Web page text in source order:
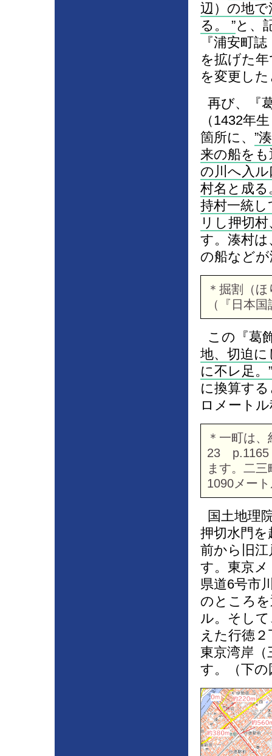
辺）の地
る。
と、
『浦安町
を拡げた
を変更し
再び、『
（1432年
箇所に、
来の船を
の川へ入
村名と成
持村一統
リし押切
す。湊村
の船など
＊掘割（
（『日本
この『葛
地、切迫
に不レ足。
に換算す
ロメート
＊一町は
23 p.1165
ます。二
1090メー
国土地理
押切水門
前から旧
す。東京
県道6号市
のところ
ル。そし
えた行徳
東京湾岸
す。（下の